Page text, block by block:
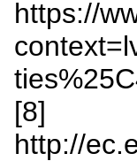
https://
[8]
http://